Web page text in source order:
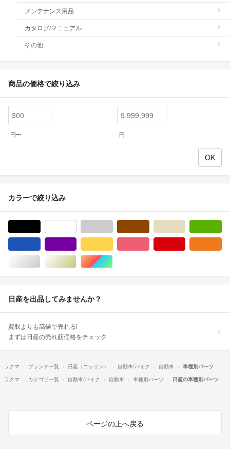
メンテナンス用品
カタログ/マニュアル
その他
商品の価格で絞り込み
円〜 円
カラーで絞り込み
シルバー/銀色系ゴールド/金色系マルチカラー
日産を出品してみませんか？
買取よりも高値で売れる!
まずは日産の売れ筋価格をチェック
ラクマ ブランド一覧 日産（ニッサン） 自動車/バイク 自動車
車種別パーツ
ラクマ
カテゴリ一覧 自動車/バイク 自動車 車種別パーツ 日産の車種別パーツ
ページの上へ戻る